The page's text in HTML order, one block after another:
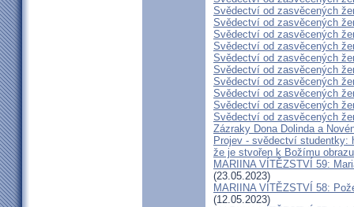
Svědectví od zasvěcených
Svědectví od zasvěcených
Svědectví od zasvěcených
Svědectví od zasvěcených
Svědectví od zasvěcených
Svědectví od zasvěcených
Svědectví od zasvěcených
Svědectví od zasvěcených
Svědectví od zasvěcených
Svědectví od zasvěcených
Zázraky Dona Dolinda a
Projev - svědectví studentky:
že je stvořen k Božímu obrazu
MARIINA VÍTĚZSTVÍ 59:
(23.05.2023)
MARIINA VÍTĚZSTVÍ 58:
(12.05.2023)